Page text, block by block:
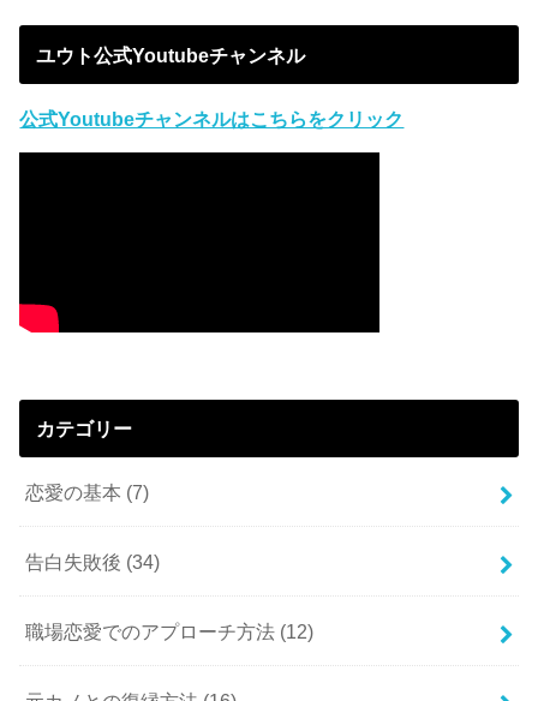
ユウト公式Youtubeチャンネル
公式Youtubeチャンネルはこちらをクリック
カテゴリー
恋愛の基本 (7)
告白失敗後 (34)
職場恋愛でのアプローチ方法 (12)